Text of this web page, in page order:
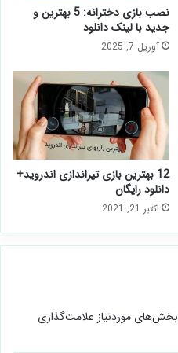
نصب بازی دخترانه: 5 بهترین و
جدید با لینک دانلود
آوریل 7, 2025
12 بهترین بازی تیراندازی اندروید+
دانلود رایگان
اکتبر 21, 2021
بخش‌های موردنیاز علامت‌گذاری